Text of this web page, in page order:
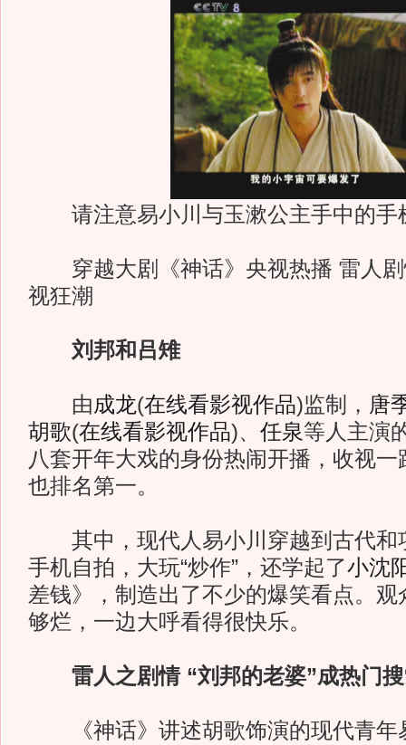
请注意易小川与玉漱公主手中的手
穿越大剧《神话》央视热播 雷人剧
视狂潮
刘邦和吕雉
由成龙(在线看影视作品)监制， 唐
胡歌(在线看影视作品)、 任泉等人主演
八套开年大戏的身份热闹开播，收视
也排名第一。
其中，现代人易小川穿越到古代和
手机自拍，大玩“炒作”，还学起了小沈
差钱》，制造出了不少的爆笑看点。观
够烂，一边大呼看得很快乐。
雷人之剧情 “刘邦的老婆”成热门
《神话》讲述胡歌饰演的现代青年